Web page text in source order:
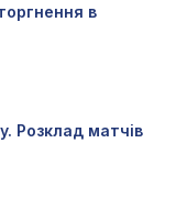
в
Розклад матчів